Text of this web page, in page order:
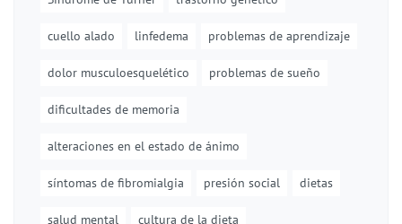
cuello alado linfedema problemas de aprendizaje
dolor musculoesquelético problemas de sueño
dificultades de memoria
alteraciones en el estado de ánimo
síntomas de fibromialgia presión social dietas
salud mental cultura de la dieta